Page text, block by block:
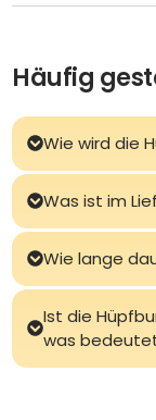
Häufig
Wie wird die
Was ist im
Wie lange
Ist die
was